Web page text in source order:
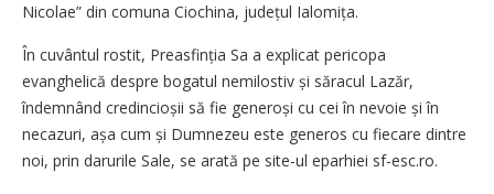
Nicolae” din comuna Ciochina, județul Ialomița.
În cuvântul rostit, Preasfinția Sa a explicat pericopa
evanghelică despre bogatul nemilostiv și săracul Lazăr,
îndemnând credincioșii să fie generoși cu cei în nevoie și în
necazuri, așa cum și Dumnezeu este generos cu fiecare dintre
noi, prin darurile Sale, se arată pe site-ul eparhiei sf-esc.ro.